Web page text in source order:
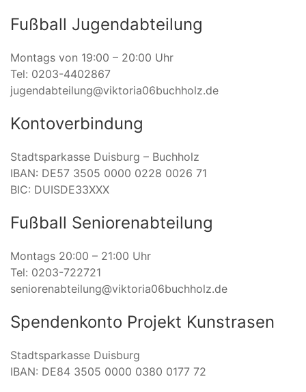
Fußball Jugendabteilung
Montags von 19:00 – 20:00 Uhr
Tel: 0203-4402867
jugendabteilung@viktoria06buchholz.de
Kontoverbindung
Stadtsparkasse Duisburg – Buchholz
IBAN: DE57 3505 0000 0228 0026 71
BIC: DUISDE33XXX
Fußball Seniorenabteilung
Montags 20:00 – 21:00 Uhr
Tel: 0203-722721
seniorenabteilung@viktoria06buchholz.de
Spendenkonto Projekt Kunstrasen
Stadtsparkasse Duisburg
IBAN: DE84 3505 0000 0380 0177 72